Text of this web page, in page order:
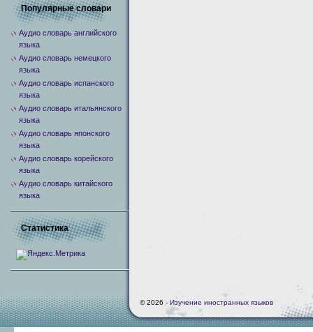
Популярные словари
Аудио словарь английского
языка
Аудио словарь немецкого
языка
Аудио словарь испанского
языка
Аудио словарь итальянского
языка
Аудио словарь японского
языка
Аудио словарь корейского
языка
Аудио словарь китайского
языка
Статистика
© 2026 - Изучение иностранных языков